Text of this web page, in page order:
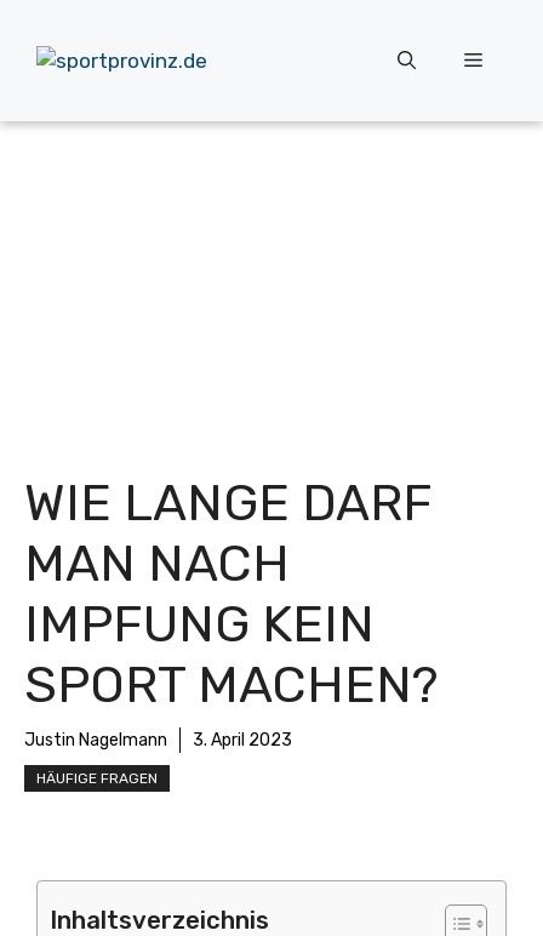
Inhalt
springen
Menü
WIE LANGE DARF
MAN NACH
IMPFUNG KEIN
SPORT MACHEN?
Justin Nagelmann 3. April 2023
HÄUFIGE FRAGEN
Inhaltsverzeichnis